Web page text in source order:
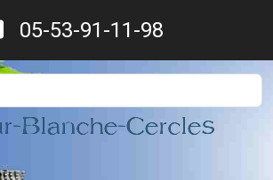
05-53-91-11-98
Blanche-Cercles